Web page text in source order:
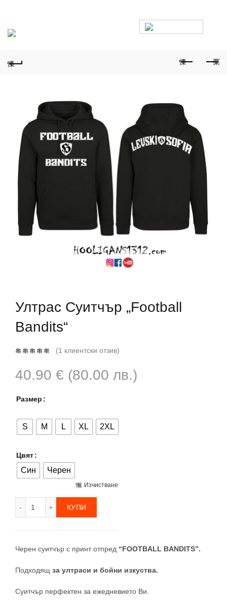
Ултрас Суитчър „Football
Bandits“
(1 клиентски отзив)
40.90 € (80.00 лв.)
Размер
S M L XL 2XL
Цвят
Син Черен
Изчистване
КУПИ
Черен суитчър с принт отпред “FOOTBALL BANDITS”.
Подходящ за ултраси и бойни изкуства.
Суитчър перфектен за ежедневието Ви.